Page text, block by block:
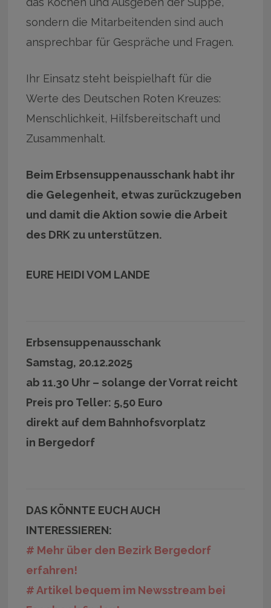
sondern die Mitarbeitenden sind auch
ansprechbar für Gespräche und Fragen.
Ihr Einsatz steht beispielhaft für die
Werte des Deutschen Roten Kreuzes:
Menschlichkeit, Hilfsbereitschaft und
Zusammenhalt.
Beim Erbsensuppenausschank habt ihr
die Gelegenheit, etwas zurückzugeben
und damit die Aktion sowie die Arbeit
des DRK zu unterstützen.
EURE HEIDI VOM LANDE
Erbsensuppenausschank
Samstag, 20.12.2025
ab 11.30 Uhr – solange der Vorrat reicht
Preis pro Teller: 5,50 Euro
direkt auf dem Bahnhofsvorplatz
in Bergedorf
DAS KÖNNTE EUCH AUCH
INTERESSIEREN:
# Mehr über den Bezirk Bergedorf
erfahren!
# Artikel bequem im Newsstream bei